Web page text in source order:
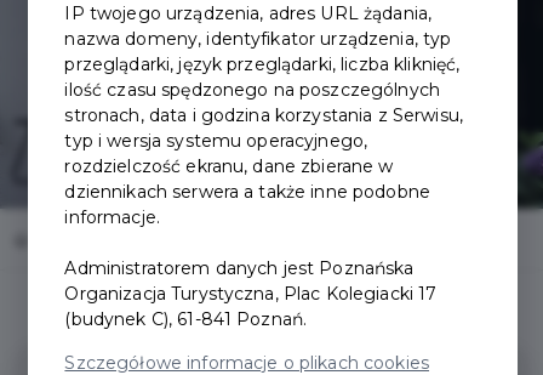
IP twojego urządzenia, adres URL żądania,
nazwa domeny, identyfikator urządzenia, typ
przeglądarki, język przeglądarki, liczba kliknięć,
ilość czasu spędzonego na poszczególnych
stronach, data i godzina korzystania z Serwisu,
typ i wersja systemu operacyjnego,
rozdzielczość ekranu, dane zbierane w
dziennikach serwera a także inne podobne
informacje.
Administratorem danych jest Poznańska
Organizacja Turystyczna, Plac Kolegiacki 17
(budynek C), 61-841 Poznań.
Szczegółowe informacje o plikach cookies